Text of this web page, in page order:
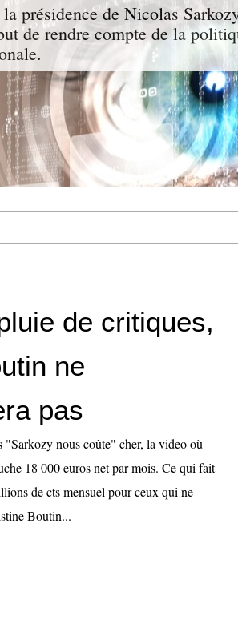
présidence de Nicolas
de rendre compte de la
de critiques,
ne
pas
"Sarkozy nous coûte" cher, la video où
18 000 euros net par mois. Ce qui fait
de cts mensuel pour ceux qui ne
Boutin...